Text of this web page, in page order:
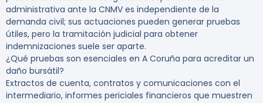
administrativa ante la CNMV es independiente de la
demanda civil; sus actuaciones pueden generar pruebas
útiles, pero la tramitación judicial para obtener
indemnizaciones suele ser aparte.
¿Qué pruebas son esenciales en A Coruña para acreditar un
daño bursátil?
Extractos de cuenta, contratos y comunicaciones con el
intermediario, informes periciales financieros que muestren